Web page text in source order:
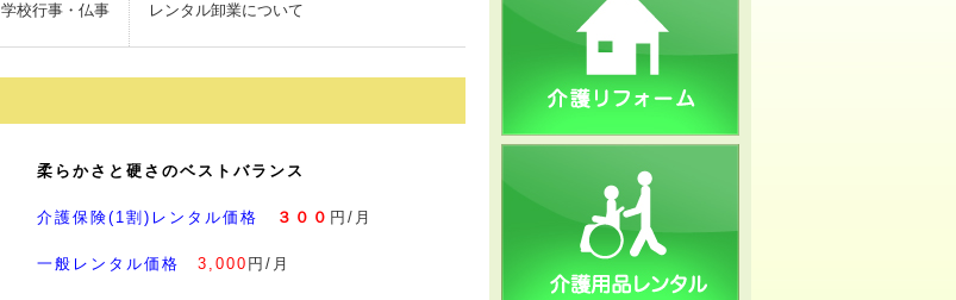
学校行事・仏事 レンタル卸業について
柔らかさと硬さのベストバランス
介護保険(1割)レンタル価格 ３００ 円/月
一般レンタル価格 3,000 円/月